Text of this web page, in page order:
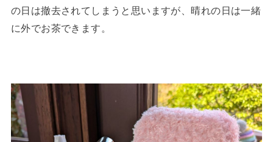
の日は撤去されてしまうと思いますが、晴れの日は一緒
に外でお茶できます。